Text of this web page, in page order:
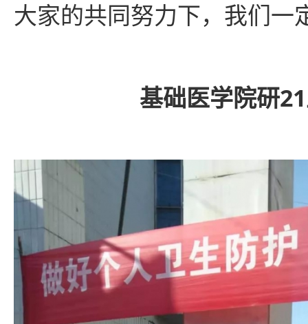
大家的共同努力下，我们一
基础医学院研